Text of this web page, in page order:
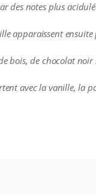
des notes plus
apparaissent
bois, de chocolat
avec la vanille, la